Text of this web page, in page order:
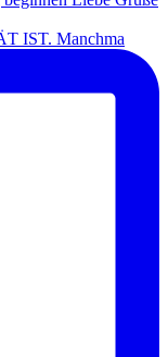
IST. Manchma